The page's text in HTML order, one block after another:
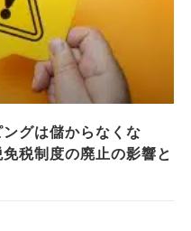
グは儲からなくな
税制度の廃止の影響と